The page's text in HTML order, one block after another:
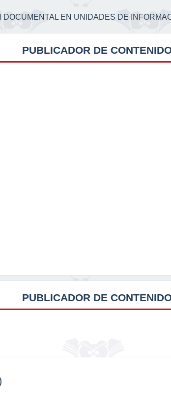
EN UNIDADES DE
PUBLICADOR DE
PUBLICADOR DE